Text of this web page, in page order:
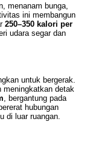
menanam bunga,
ini membangun
250–350 kalori per
udara segar dan
untuk bergerak.
detak
, bergantung pada
hubungan
di luar ruangan.